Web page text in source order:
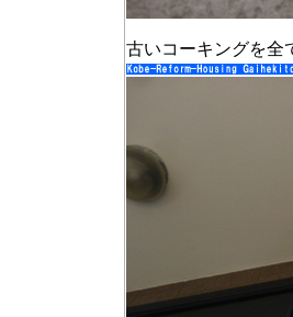
古いコーキングを全